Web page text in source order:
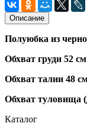
Описание
Полуюбка из
Обхват груди 52 см
Обхват талии 48
Обхват туловища
Каталог